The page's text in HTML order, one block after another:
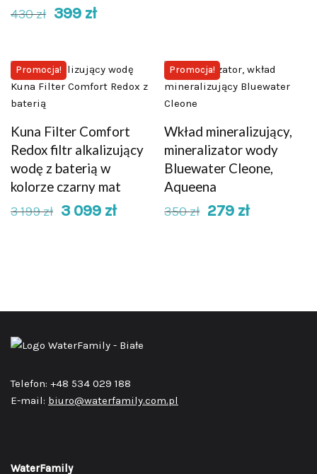
430zł 399 zł
Promocja!
Kuna Filter Comfort
Redox filtr alkalizujący
wodę z baterią w
kolorze czarny mat
3 199zł 3 099 zł
Promocja!
Wkład mineralizujący,
mineralizator wody
Bluewater Cleone,
Aqueena
350zł 279 zł
Telefon: +48 534 029 188
E-mail: biuro@waterfamily.com.pl
WaterFamily